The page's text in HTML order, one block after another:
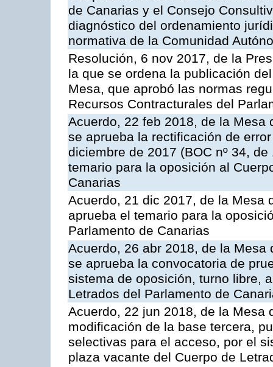
de Canarias y el Consejo
diagnóstico del ordenamiento
normativa de la Comunidad
Resolución, 6 nov 2017, de la
la que se ordena la publicación
Mesa, que aprobó las normas
Recursos Contracturales del
Acuerdo, 22 feb 2018, de la Mesa
se aprueba la rectificación de
diciembre de 2017 (BOC nº 34,
temario para la oposición al
Canarias
Acuerdo, 21 dic 2017, de la Mesa
aprueba el temario para la
Parlamento de Canarias
Acuerdo, 26 abr 2018, de la
se aprueba la convocatoria de
sistema de oposición, turno libre,
Letrados del Parlamento de
Acuerdo, 22 jun 2018, de la Mesa
modificación de la base tercera,
selectivas para el acceso, por el
plaza vacante del Cuerpo de